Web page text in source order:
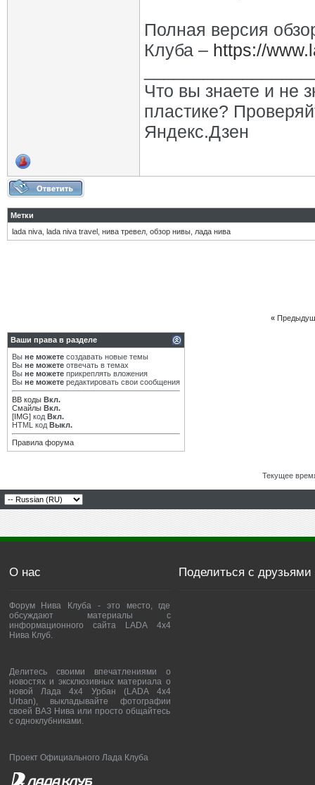
Полная версия
Клуба – https://
Что вы знаете и не
пластике?
Яндекс.Дзен
Метки
lada niva lada niva travel нива тревел обзор нивы лада нива
«
Ваши права в разделе
Вы не можете создавать новые темы
Вы не можете отвечать в темах
Вы не можете прикреплять вложения
Вы не можете редактировать свои сообщения
BB коды Вкл.
Смайлы Вкл.
[IMG] код Вкл.
HTML код Выкл.
Правила форума
Текущее
О нас
Форум Нива Клуба - это место, где
обсуждают материалы с
информационного сайта LADA 4x4
Нива Клуб.
Делитесь своими впечатлениями о
новостях и эксклюзивных материала о
новой Лада 4х4 Урбан (LADA 4x4
Urban), выкладывайте фотографии
своей ВАЗ Нива или просто общайтесь
с одноклубниками.
Проект Официального Лада Клуба
Поделиться с друзьями